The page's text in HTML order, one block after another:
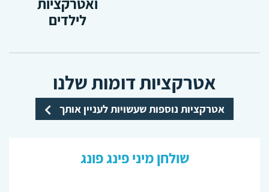
לילדים
אטרקציות דומות שלנו
אטרקציות נוספות שעשויות לעניין אותך
שולחן מיני פינג פונג